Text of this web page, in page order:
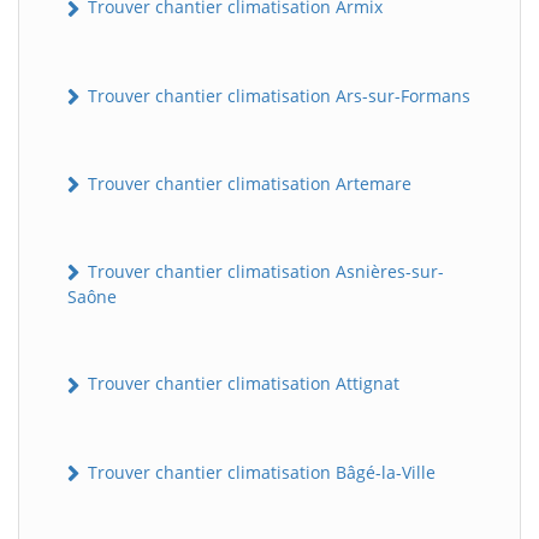
Trouver chantier climatisation Armix
Trouver chantier climatisation Ars-sur-Formans
Trouver chantier climatisation Artemare
Trouver chantier climatisation Asnières-sur-
Saône
Trouver chantier climatisation Attignat
Trouver chantier climatisation Bâgé-la-Ville